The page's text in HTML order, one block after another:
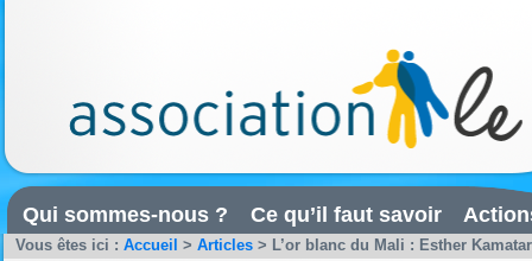
Qui sommes-nous ? Ce qu’il faut savoir
Vous êtes ici : Accueil > Articles > L’or blanc du Mali : Esther